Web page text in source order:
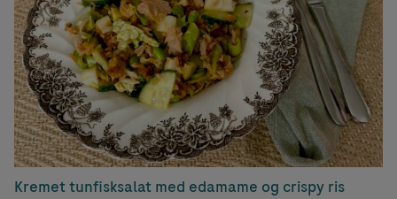
Kremet tunfisksalat med edamame og crispy ris